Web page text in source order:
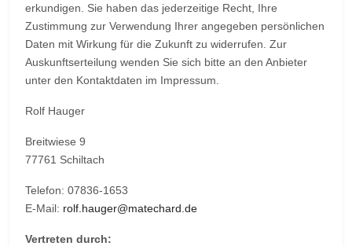
erkundigen. Sie haben das jederzeitige Recht, Ihre
Zustimmung zur Verwendung Ihrer angegeben persönlichen
Daten mit Wirkung für die Zukunft zu widerrufen. Zur
Auskunftserteilung wenden Sie sich bitte an den Anbieter
unter den Kontaktdaten im Impressum.
Rolf Hauger
Breitwiese 9
77761 Schiltach
Telefon: 07836-1653
E-Mail: rolf.hauger@matechard.de
Vertreten durch: